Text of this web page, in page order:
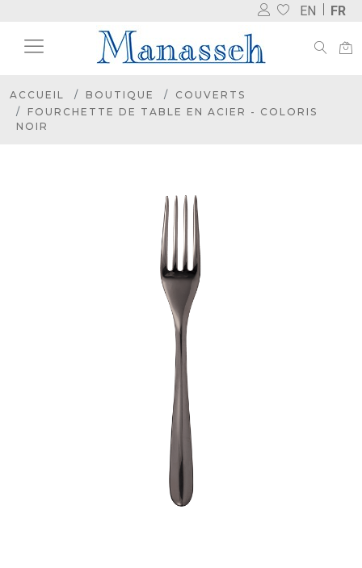
EN FR
ACCUEIL BOUTIQUE
COUVERTS
FOURCHETTE DE TABLE EN ACIER - COLORIS
NOIR